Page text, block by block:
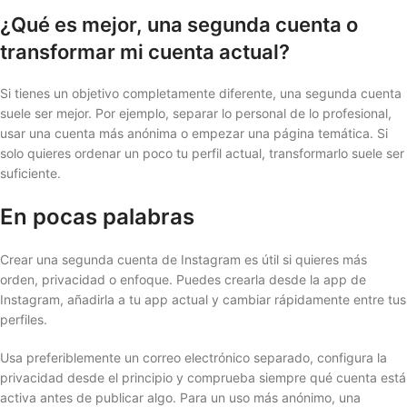
¿Qué es mejor, una segunda cuenta o
transformar mi cuenta actual?
Si tienes un objetivo completamente diferente, una segunda cuenta
suele ser mejor. Por ejemplo, separar lo personal de lo profesional,
usar una cuenta más anónima o empezar una página temática. Si
solo quieres ordenar un poco tu perfil actual, transformarlo suele ser
suficiente.
En pocas palabras
Crear una segunda cuenta de Instagram es útil si quieres más
orden, privacidad o enfoque. Puedes crearla desde la app de
Instagram, añadirla a tu app actual y cambiar rápidamente entre tus
perfiles.
Usa preferiblemente un correo electrónico separado, configura la
privacidad desde el principio y comprueba siempre qué cuenta está
activa antes de publicar algo. Para un uso más anónimo, una